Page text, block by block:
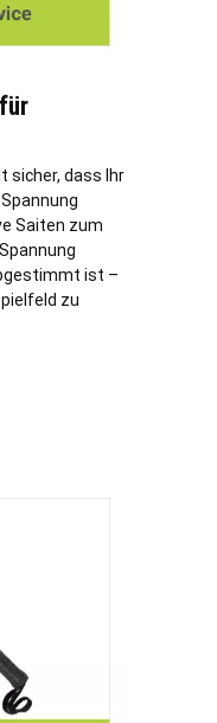
sicher, dass Ihr
Saiten zum
ist –
zu